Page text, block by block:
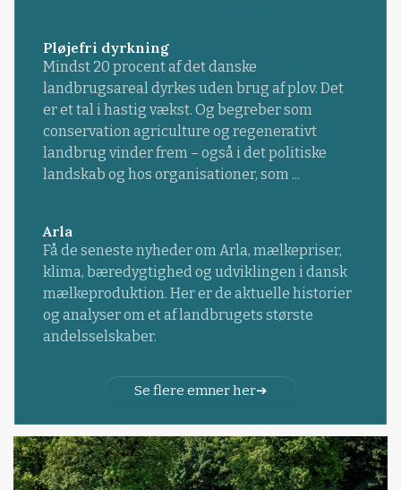
Pløjefri dyrkning
Mindst 20 procent af det danske
landbrugsareal dyrkes uden brug af plov. Det
er et tal i hastig vækst. Og begreber som
conservation agriculture og regenerativt
landbrug vinder frem – også i det politiske
landskab og hos organisationer, som ...
Arla
Få de seneste nyheder om Arla, mælkepriser,
klima, bæredygtighed og udviklingen i dansk
mælkeproduktion. Her er de aktuelle historier
og analyser om et af landbrugets største
andelsselskaber.
Se flere emner her